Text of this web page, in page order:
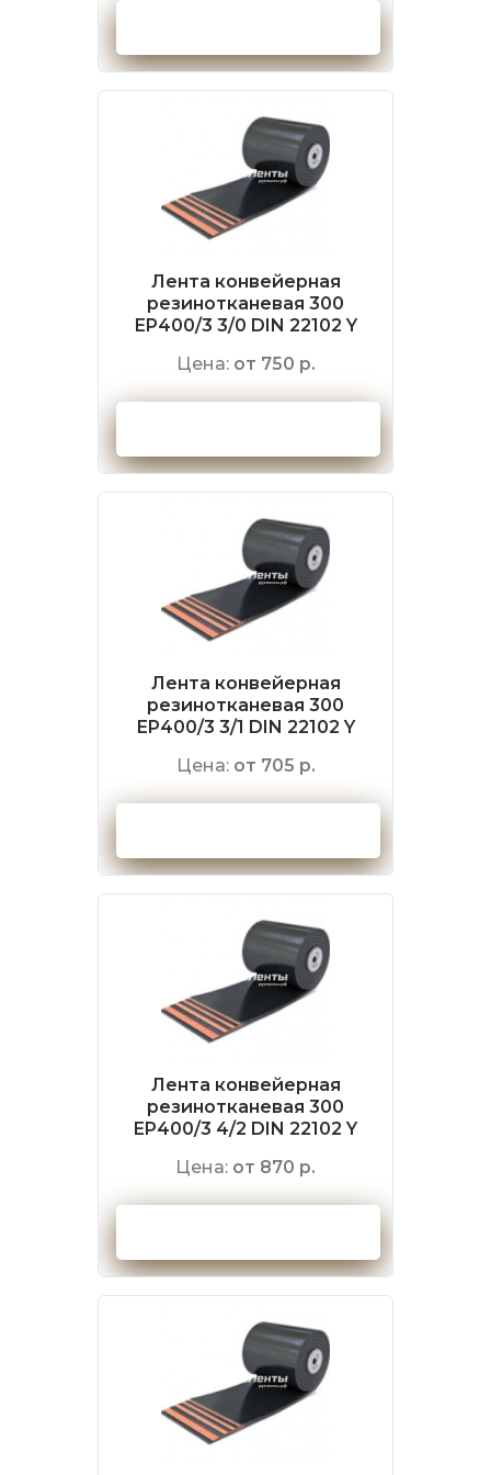
Лента конвейерная
резинотканевая 300
EP400/3 3/0 DIN 22102 Y
Цена: от 750 р.
Лента конвейерная
резинотканевая 300
EP400/3 3/1 DIN 22102 Y
Цена: от 705 р.
Лента конвейерная
резинотканевая 300
EP400/3 4/2 DIN 22102 Y
Цена: от 870 р.